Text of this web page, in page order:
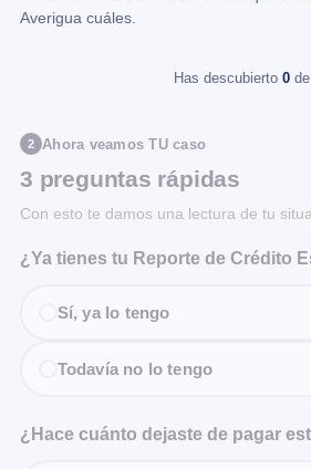
Averigua cuáles.
Has descubierto 0
2 Ahora veamos TU caso
3 preguntas rápidas
Con esto te damos una lectura de tu
¿Ya tienes tu Reporte de Crédito
Sí, ya lo tengo
Todavía no lo tengo
¿Hace cuánto dejaste de pagar